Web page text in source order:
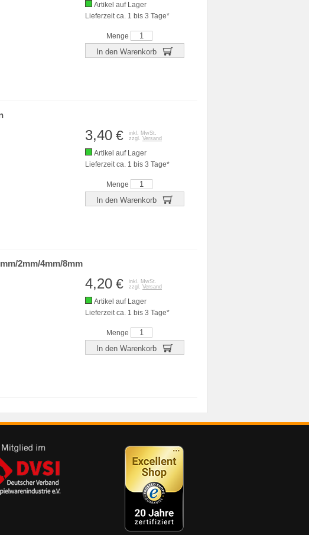
Artikel auf Lager
Lieferzeit ca. 1 bis 3 Tage*
Menge
In den Warenkorb
3,40 €
inkl. MwSt.
zzgl. Versand
Artikel auf Lager
Lieferzeit ca. 1 bis 3 Tage*
Menge
In den Warenkorb
2mm/4mm/8mm
4,20 €
inkl. MwSt.
zzgl. Versand
Artikel auf Lager
Lieferzeit ca. 1 bis 3 Tage*
Menge
In den Warenkorb